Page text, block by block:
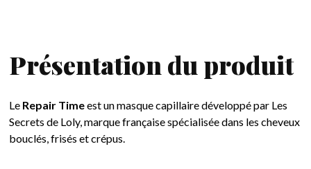
Présentation du produit
Le Repair Timeest un masque capillaire développé par Les
Secrets de Loly, marque française spécialisée dans les cheveux
bouclés, frisés et crépus.